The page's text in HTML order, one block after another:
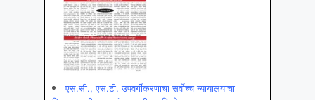
एस.सी., एस.टी. उपवर्गीकरणाचा सर्वोच्च न्यायालयाचा